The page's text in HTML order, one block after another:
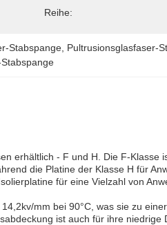
Reihe:
Stabspange Pultrusionsglasfaser-
erhältlich - F und H. Die F-Klasse
die Platine der Klasse H für
für eine Vielzahl von
mm bei 90°C, was sie zu
ist auch für ihre niedrige